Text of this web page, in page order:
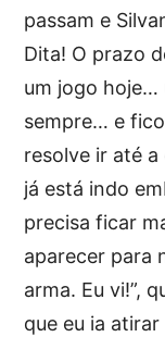
passam e
Dita! O prazo
um jogo hoje…
sempre… e fico
resolve ir até
já está indo
precisa ficar
aparecer para
arma. Eu vi!”,
que eu ia atirar